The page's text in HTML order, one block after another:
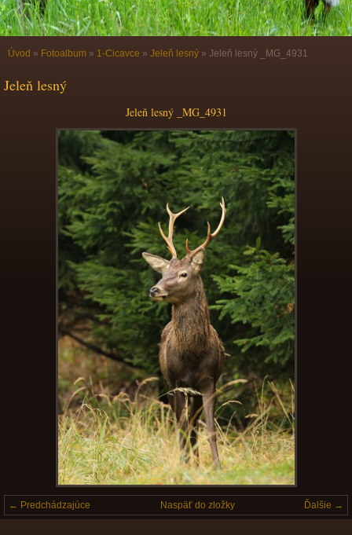
Úvod » Fotoalbum » 1-Cicavce » Jeleň lesný » Jeleň lesný _MG_4931
Jeleň lesný
Jeleň lesný _MG_4931
← Predchádzajúce Ďalšie →
Naspäť do zložky